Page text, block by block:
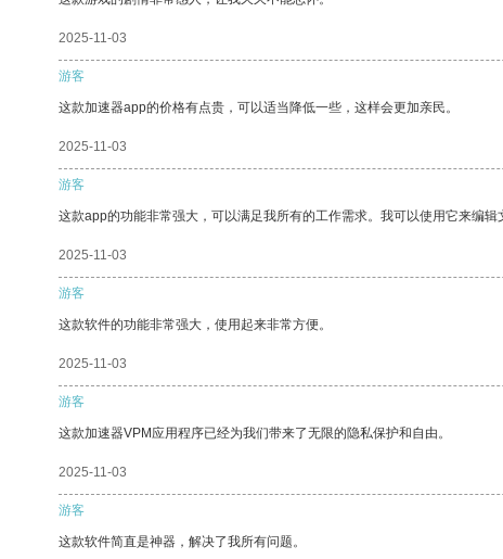
2025-11-03
游客
这款加速器app的价格有点贵，可以适当降低一些，这样会更加亲民。
2025-11-03
游客
这款app的功能非常强大，可以满足我所有的工作需求。我可以使用它来编辑
2025-11-03
游客
这款软件的功能非常强大，使用起来非常方便。
2025-11-03
游客
这款加速器VPM应用程序已经为我们带来了无限的隐私保护和自由。
2025-11-03
游客
这款软件简直是神器，解决了我所有问题。